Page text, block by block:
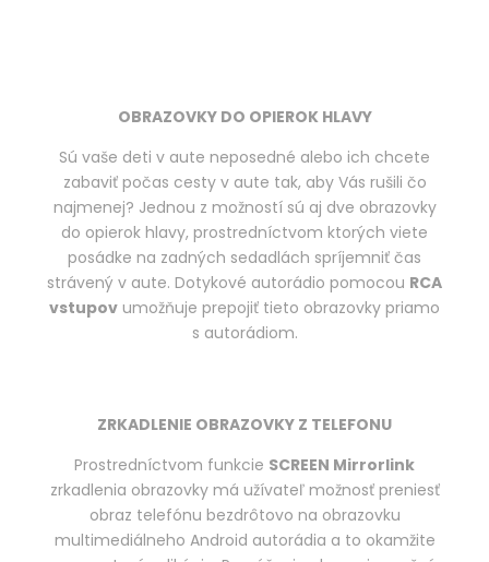
OBRAZOVKY DO OPIEROK HLAVY
Sú vaše deti v aute neposedné alebo ich chcete
zabaviť počas cesty v aute tak, aby Vás rušili čo
najmenej? Jednou z možností sú aj dve obrazovky
do opierok hlavy, prostredníctvom ktorých viete
posádke na zadných sedadlách spríjemniť čas
strávený v aute. Dotykové autorádio pomocou RCA
vstupov umožňuje prepojiť tieto obrazovky priamo
s autorádiom.
ZRKADLENIE OBRAZOVKY Z TELEFONU
Prostredníctvom funkcie SCREEN Mirrorlink
zrkadlenia obrazovky má užívateľ možnosť preniesť
obraz telefónu bezdrôtovo na obrazovku
multimediálneho Android autorádia a to okamžite